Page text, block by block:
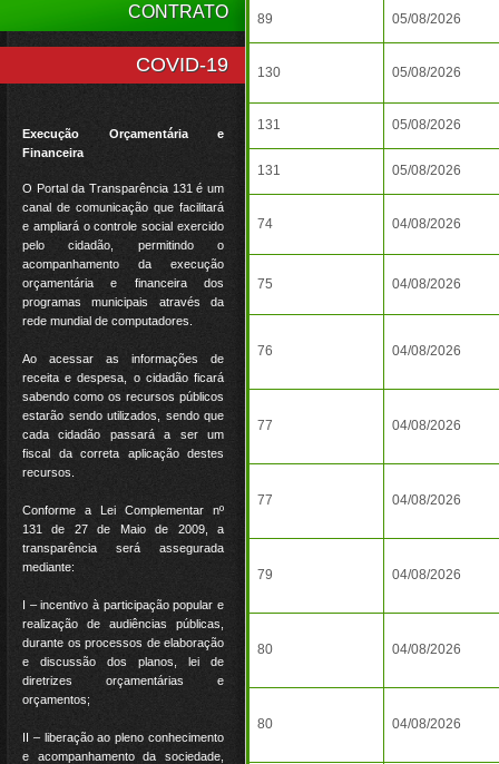
CONTRATO
COVID-19
Execução Orçamentária e
Financeira
O Portal da Transparência 131 é um
canal de comunicação que facilitará
e ampliará o controle social exercido
pelo cidadão, permitindo o
acompanhamento da execução
orçamentária e financeira dos
programas municipais através da
rede mundial de computadores.
Ao acessar as informações de
receita e despesa, o cidadão ficará
sabendo como os recursos públicos
estarão sendo utilizados, sendo que
cada cidadão passará a ser um
fiscal da correta aplicação destes
recursos.
Conforme a Lei Complementar nº
131 de 27 de Maio de 2009, a
transparência será assegurada
mediante:
I – incentivo à participação popular e
realização de audiências públicas,
durante os processos de elaboração
e discussão dos planos, lei de
diretrizes orçamentárias e
orçamentos;
II – liberação ao pleno conhecimento
e acompanhamento da sociedade,
89 05/08/2026
130 05/08/2026
131 05/08/2026
131 05/08/2026
74 04/08/2026
75 04/08/2026
76 04/08/2026
77 04/08/2026
77 04/08/2026
79 04/08/2026
80 04/08/2026
80 04/08/2026